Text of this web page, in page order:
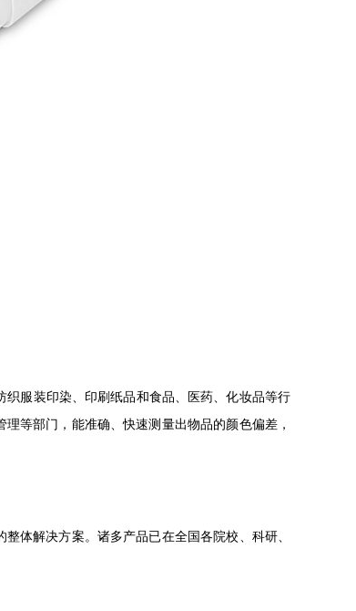
服装印染、印刷纸品和食品、医药、化妆品等行
等部门，能准确、快速测量出物品的颜色偏差，
体解决方案。诸多产品已在全国各院校、科研、